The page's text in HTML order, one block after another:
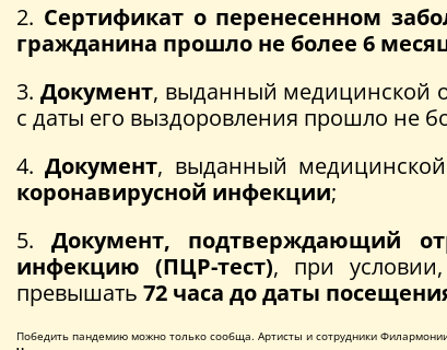
2. Сертификат о перенесенном
гражданина прошло не более 6
3. Документ, выданный медицинской
с даты его выздоровления прошло не
4.Документ, выданный
коронавирусной инфекции;
5.Документ, подтверждающий
инфекцию (ПЦР-тест), при
превышать 72 часа до даты
Победить пандемию можно только сообща. Артисты и сотрудники